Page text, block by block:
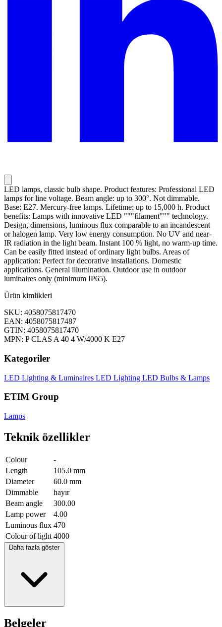
LED lamps, classic bulb shape. Product features: Professional LED
lamps for line voltage. Beam angle: up to 300°. Not dimmable.
Base: E27. Mercury-free lamps. Lifetime: up to 15,000 h. Product
benefits: Lamps with innovative LED """filament""" technology.
Design, dimensions, luminous flux comparable to an incandescent
or halogen lamp. Very low energy consumption. No UV and near-
IR radiation in the light beam. Instant 100 % light, no warm-up time.
Can be easily fitted instead of ordinary light bulbs. Areas of
application: Perfect for decorative installations. Domestic
applications. General illumination. Outdoor use in outdoor
luminaires only (minimum IP65).
Ürün kimlikleri
SKU: 4058075817470
EAN: 4058075817487
GTIN: 4058075817470
MPN: P CLAS A 40 4 W/4000 K E27
Kategoriler
LED Lighting & Luminaires LED Lighting LED Bulbs & Lamps
ETIM Group
Lamps
Teknik özellikler
Colour
-
Length
105.0 mm
Diameter
60.0 mm
Dimmable
hayır
Beam angle
300.00
Lamp power
4.00
Luminous flux 470
Colour of light 4000
Daha fazla göster
Belgeler